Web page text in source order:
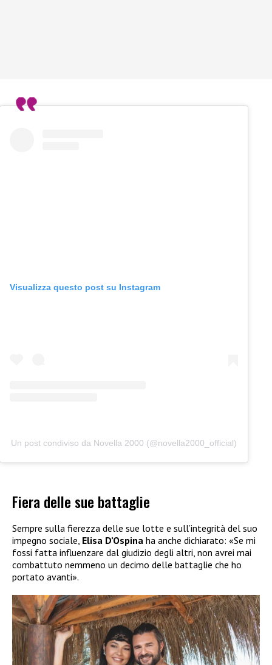
Visualizza questo post su Instagram
Un post condiviso da Novella 2000 (@novella2000_official)
Fiera delle sue battaglie
Sempre sulla fierezza delle sue lotte e sull’integrità del suo
impegno sociale, Elisa D’Ospina ha anche dichiarato: «Se mi
fossi fatta influenzare dal giudizio degli altri, non avrei mai
combattuto nemmeno un decimo delle battaglie che ho
portato avanti».